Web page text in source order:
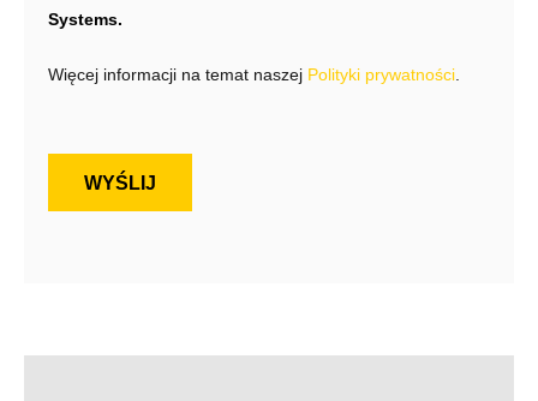
Systems.
Więcej informacji na temat naszej Polityki prywatności.
WYŚLIJ